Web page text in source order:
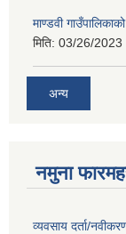
माण्डवी
मिति: 03/26/2023
अन्य
नमुना
व्यवसाय दर्ता/